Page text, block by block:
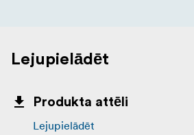
Lejupielādēt
Produkta attēli
Lejupielādēt